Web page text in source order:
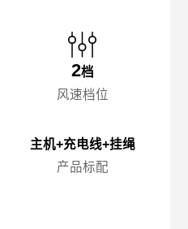
2档
风速档位
主机+充电线+挂绳
产品标配